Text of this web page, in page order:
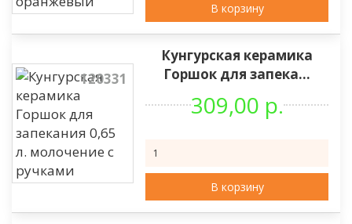
В корзину
120331
Кунгурская керамика
Горшок для запека...
309,00 р.
В корзину